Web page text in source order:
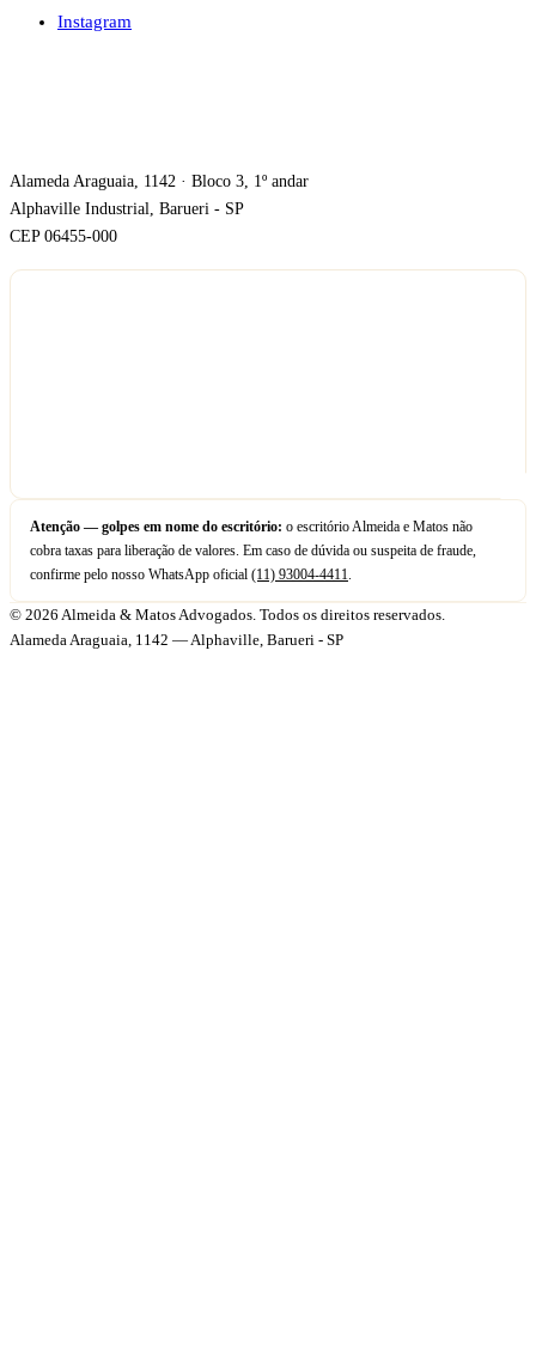
Instagram
Alameda Araguaia, 1142 · Bloco 3, 1º andar
Alphaville Industrial, Barueri - SP
CEP 06455-000
Atenção — golpes em nome do escritório: o escritório Almeida e Matos não
cobra taxas para liberação de valores. Em caso de dúvida ou suspeita de fraude,
confirme pelo nosso WhatsApp oficial (11) 93004-4411
© 2026 Almeida & Matos Advogados. Todos os direitos reservados.
Alameda Araguaia, 1142 — Alphaville, Barueri - SP